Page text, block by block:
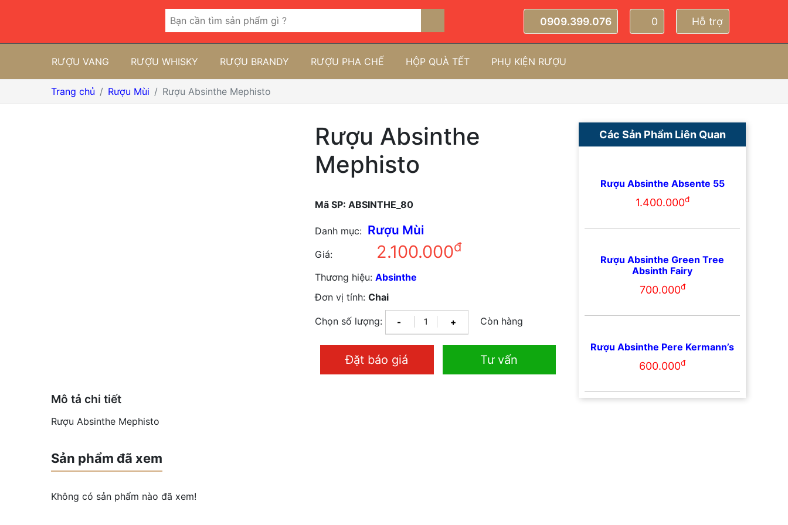
0909.399.076 0 Hỗ trợ
RƯỢU VANG RƯỢU WHISKY RƯỢU BRANDY RƯỢU PHA CHẾ HỘP QUÀ TẾT PHỤ KIỆN RƯỢU
Trang chủ Rượu Mùi Rượu Absinthe Mephisto
Rượu Absinthe
Mephisto
Mã SP: ABSINTHE_80
Danh mục: Rượu Mùi
Giá: 2.100.000đ
Thương hiệu: Absinthe
Đơn vị tính: Chai
Chọn số lượng: - + Còn hàng
Đặt báo giá Tư vấn
Mô tả chi tiết
Rượu Absinthe Mephisto
Sản phẩm đã xem
Không có sản phẩm nào đã xem!
Các Sản Phẩm Liên Quan
Rượu Absinthe Absente 55
1.400.000đ
Rượu Absinthe Green Tree
Absinth Fairy
700.000đ
Rượu Absinthe Pere Kermann’s
600.000đ